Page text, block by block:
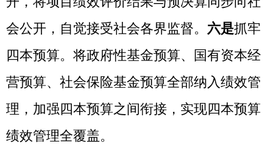
效衔接，强化政策和项目实施效果监控监
管，立足产业发展，注重项目资产效益发挥
评价，产业带动帮扶效益评价，坚决守住不
发生大规模返贫的底线。认真查漏堵缺，加
效，每一分惠民资金真正用到基层、惠及百